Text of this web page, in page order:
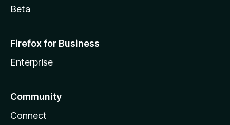
Beta
Firefox for Business
Enterprise
Community
Connect